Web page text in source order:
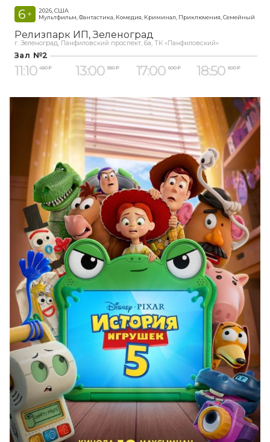
6 +
2026, США
Мультфильм, Фантастика, Комедия, Криминал, Приключения, Семейный
Релизпарк ИП Зеленоград
г. Зеленоград, Панфиловский проспект, 6а, ТК «Панфиловский»
Зал №2
11:10 450 ₽ 13:00 550 ₽ 17:00 600 ₽ 18:50 600 ₽